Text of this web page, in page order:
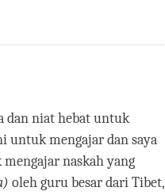
dan niat hebat untuk
untuk mengajar dan saya
naskah yang
oleh guru besar dari Tibet,